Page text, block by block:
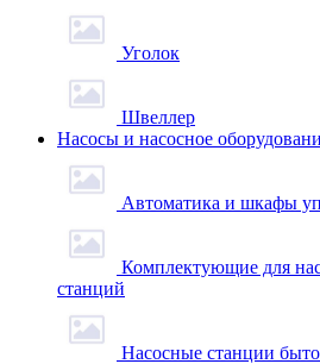
Уголок
Швеллер
Насосы и насосное
Автоматика и шкафы
Комплектующие для
станций
Насосные станции